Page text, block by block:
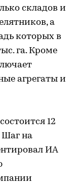
складов и
а
которых в
га. Кроме
агрегаты и
12
Шаг на
ИА